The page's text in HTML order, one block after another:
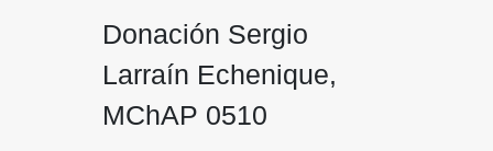
Donación Sergio
Larraín Echenique,
MChAP 0510